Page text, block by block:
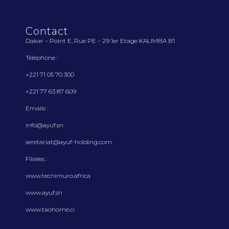
Contact
Dakar – Point E, Rue PE – 29 1er Etage KALIMBA B1
Téléphone :
+221 71 05 70 300
+221 77 63 87 609
Emails :
info@ayuf.sn
seretariat@ayuf-holding.com
Filiales :
www.tecnimuro.africa
www.ayuf.sn
www.taohome.ci